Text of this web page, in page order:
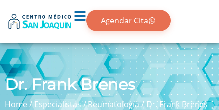
Agendar Cita
Dr. Frank Brenes
Home /Especialistas/Reumatología/ Dr. Frank Brenes